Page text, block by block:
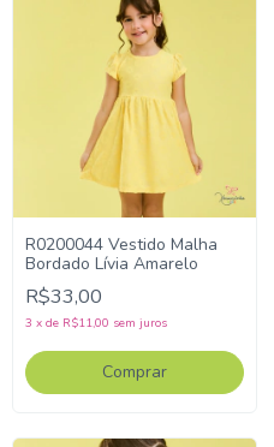
R0200044 Vestido Malha
Bordado Lívia Amarelo
R$33,00
3 x de R$11,00 sem juros
Comprar